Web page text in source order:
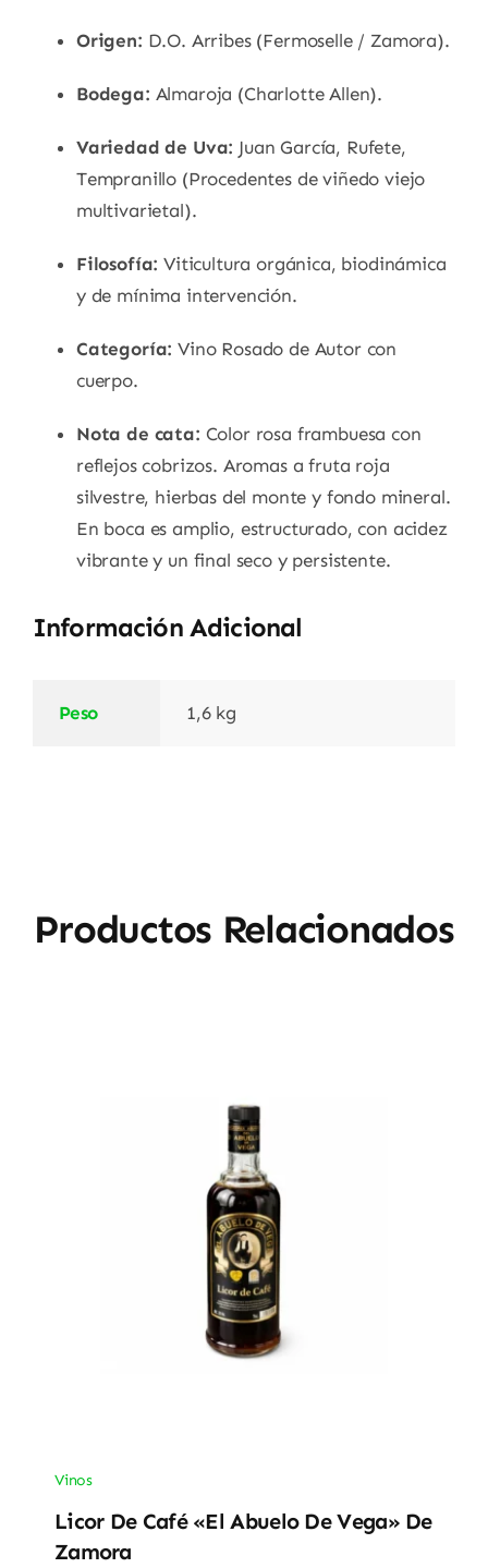
Origen: D.O. Arribes (Fermoselle / Zamora).
Bodega: Almaroja (Charlotte Allen).
Variedad de Uva: Juan García, Rufete,
Tempranillo (Procedentes de viñedo viejo
multivarietal).
Filosofía: Viticultura orgánica, biodinámica
y de mínima intervención.
Categoría: Vino Rosado de Autor con
cuerpo.
Nota de cata: Color rosa frambuesa con
reflejos cobrizos. Aromas a fruta roja
silvestre, hierbas del monte y fondo mineral.
En boca es amplio, estructurado, con acidez
vibrante y un final seco y persistente.
Información Adicional
Peso 1,6 kg
Productos Relacionados
Vinos
Licor De Café «El Abuelo De Vega» De
Zamora